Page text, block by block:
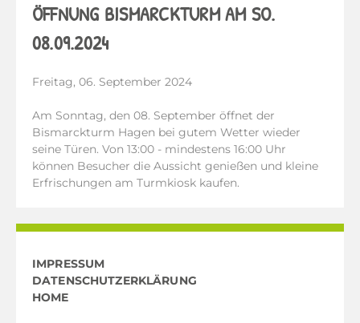
ÖFFNUNG BISMARCKTURM AM SO.
08.09.2024
Freitag, 06. September 2024
Am Sonntag, den 08. September öffnet der
Bismarckturm Hagen bei gutem Wetter wieder
seine Türen. Von 13:00 - mindestens 16:00 Uhr
können Besucher die Aussicht genießen und kleine
Erfrischungen am Turmkiosk kaufen.
IMPRESSUM
DATENSCHUTZERKLÄRUNG
HOME